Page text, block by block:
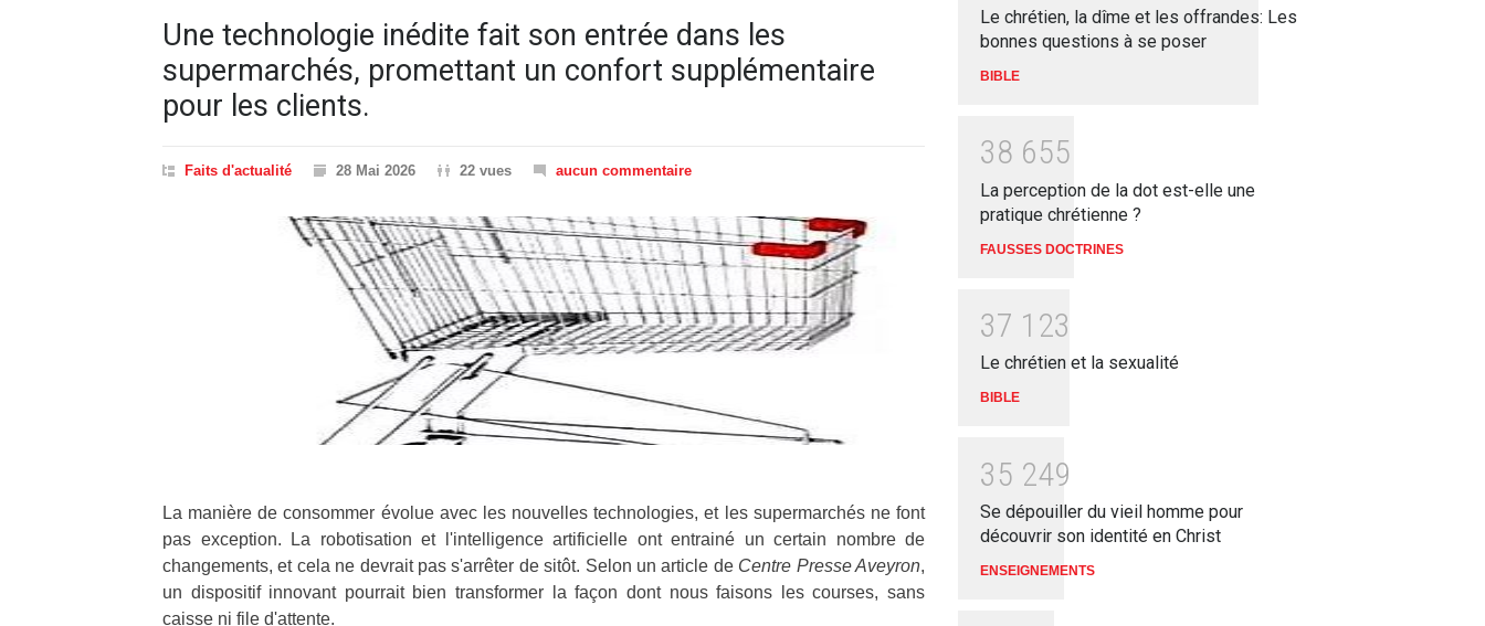
Une technologie inédite fait son entrée dans les
supermarchés, promettant un confort supplémentaire
pour les clients.
Faits d'actualité 28 Mai 2026 22 vues aucun commentaire
La manière de consommer évolue avec les nouvelles technologies, et les supermarchés ne font
pas exception. La robotisation et l'intelligence artificielle ont entrainé un certain nombre de
changements, et cela ne devrait pas s'arrêter de sitôt. Selon un article de Centre Presse Aveyron,
un dispositif innovant pourrait bien transformer la façon dont nous faisons les courses, sans
caisse ni file d'attente.
Le chrétien, la dîme et les offrandes: Les
bonnes questions à se poser
BIBLE
38 655
La perception de la dot est-elle une
pratique chrétienne ?
FAUSSES DOCTRINES
37 1 23
Le chrétien et la sexualité
BIBLE
35 249
Se dépouiller du vieil homme pour
découvrir son identité en Christ
ENSEIGNEMENTS